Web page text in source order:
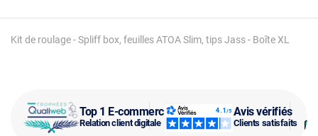
Top 1 E-commerce
Relation client digitale
Avis vérifiés
Clients satisfaits
Kit de roulage - Spliff box, feuilles ATOA Slim, tips Jass - Boîte XL